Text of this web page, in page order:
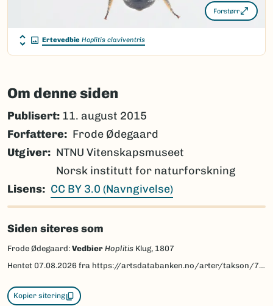
Forstørr
Ertevedbie Hoplitis claviventris
Om denne siden
Publisert: 11. august 2015
Forfattere
Frode Ødegaard
Utgiver
NTNU Vitenskapsmuseet
Norsk institutt for naturforskning
Lisens
CC BY 3.0 (Navngivelse)
Siden siteres som
Frode Ødegaard: Vedbier Hoplitis Klug, 1807
Hentet 07.08.2026 fra https://artsdatabanken.no/arter/takson/77868/beskrivelse
Kopier sitering